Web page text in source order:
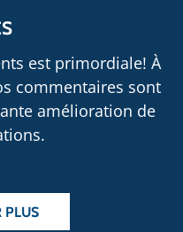
est primordiale! À
commentaires sont
amélioration de
PLUS